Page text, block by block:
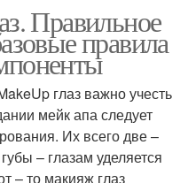
Правильное
правила
глаз важно учесть
мейк апа следует
Их всего две –
– глазам уделяется
– то макияж глаз